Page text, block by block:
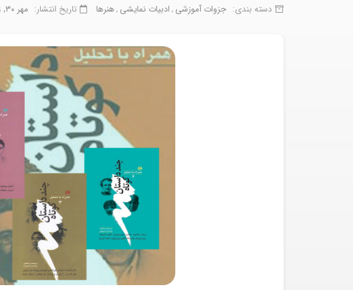
دسته بندی: جزوات آموزشی ادبیات نمایشی هنرها تاریخ انتشار: مهر ۳۰, ۱۳۹۹